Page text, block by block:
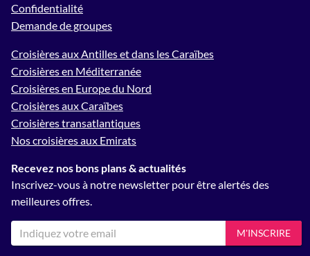
Confidentialité
Demande de groupes
Croisières aux Antilles et dans les Caraïbes
Croisières en Méditerranée
Croisières en Europe du Nord
Croisières aux Caraïbes
Croisières transatlantiques
Nos croisières aux Emirats
Recevez nos bons plans & actualités
Inscrivez-vous à notre newsletter pour être alertés des
meilleures offres.
M'INSCRIRE